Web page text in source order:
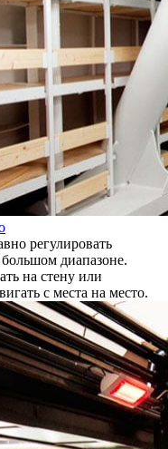
регулировать
большом диапазоне.
на стену или
с места на место.